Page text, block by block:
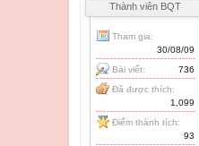
Thành viên BQT
Tham gia:
30/08/09
Bài viết:
736
Đã được thích:
1,099
Điểm thành tích:
93